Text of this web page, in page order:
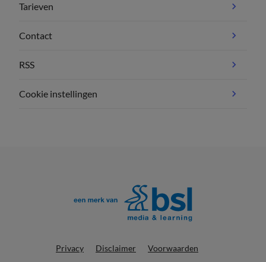
Tarieven
Contact
RSS
Cookie instellingen
Privacy Disclaimer Voorwaarden